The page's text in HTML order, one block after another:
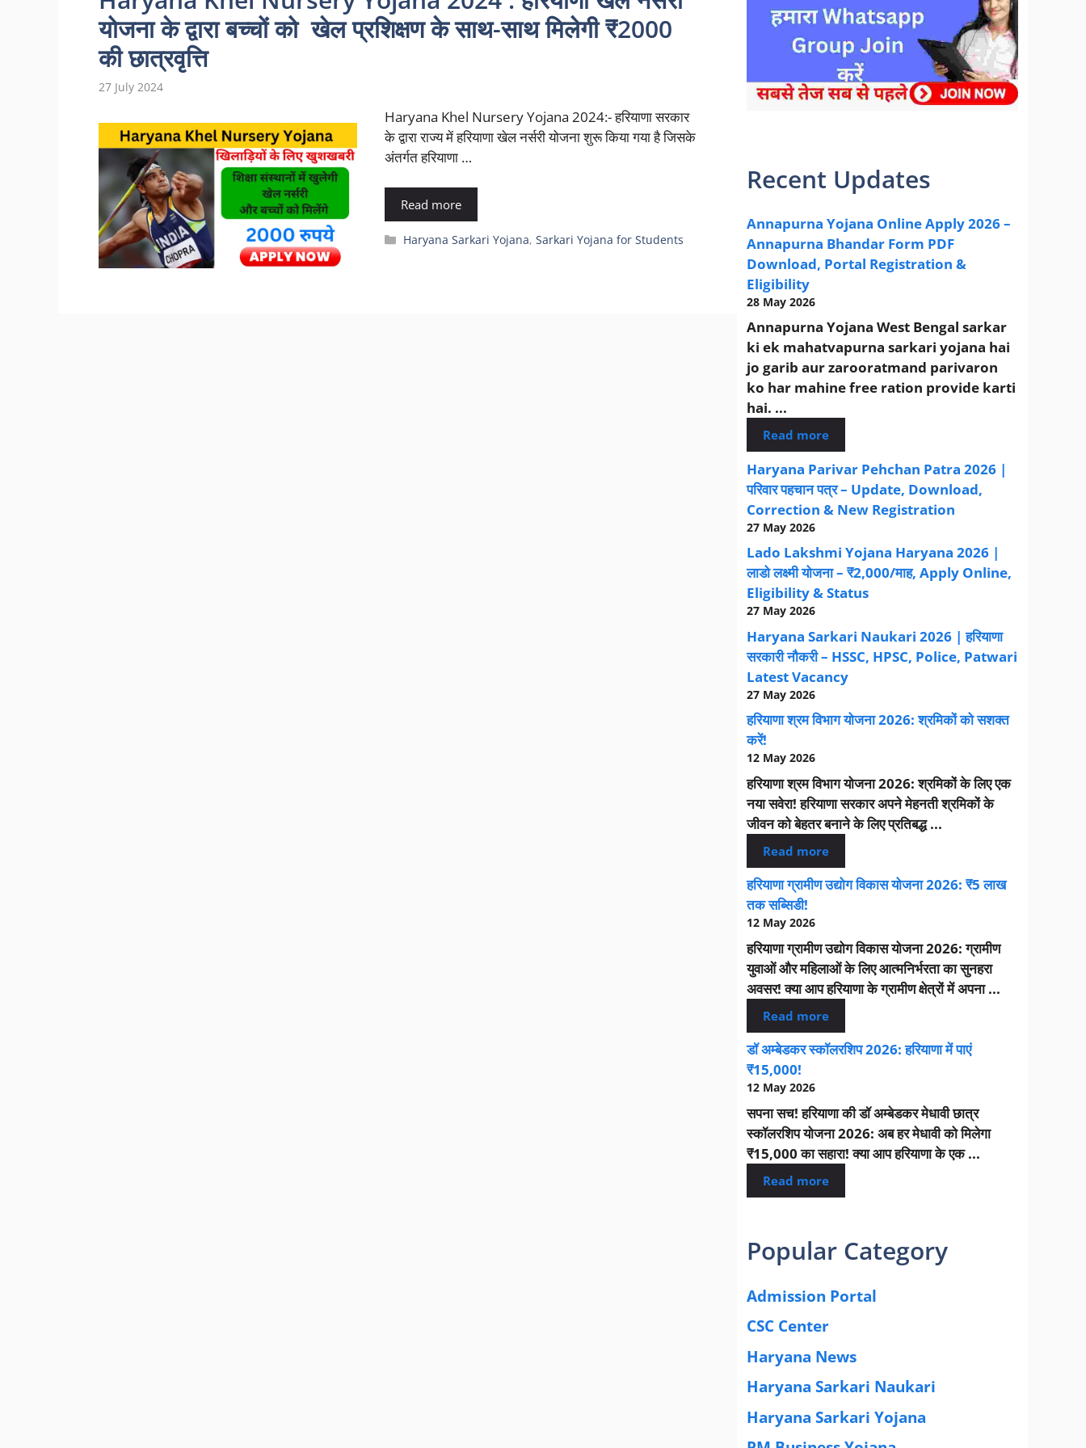
योजना के द्वारा बच्चों को खेल प्रशिक्षण के साथ-साथ मिलेगी ₹2000
की छात्रवृत्ति
27 July 2024
Haryana Khel Nursery Yojana 2024:- हरियाणा सरकार
के द्वारा राज्य में हरियाणा खेल नर्सरी योजना शुरू किया गया है जिसके
अंतर्गत हरियाणा …
Read more
Categories
Haryana Sarkari Yojana,Sarkari Yojana for Students
Recent Updates
Annapurna Yojana Online Apply 2026 –
Annapurna Bhandar Form PDF
Download, Portal Registration &
Eligibility
28 May 2026
Annapurna Yojana West Bengal sarkar
ki ek mahatvapurna sarkari yojana hai
jo garib aur zarooratmand parivaron
ko har mahine free ration provide karti
hai. ...
Read more
Haryana Parivar Pehchan Patra 2026 |
परिवार पहचान पत्र – Update, Download,
Correction & New Registration
27 May 2026
Lado Lakshmi Yojana Haryana 2026 |
लाडो लक्ष्मी योजना – ₹2,000/माह, Apply Online,
Eligibility & Status
27 May 2026
Haryana Sarkari Naukari 2026 | हरियाणा
सरकारी नौकरी – HSSC, HPSC, Police, Patwari
Latest Vacancy
27 May 2026
हरियाणा श्रम विभाग योजना 2026: श्रमिकों को सशक्त
करें!
12 May 2026
हरियाणा श्रम विभाग योजना 2026: श्रमिकों के लिए एक
नया सवेरा! हरियाणा सरकार अपने मेहनती श्रमिकों के
जीवन को बेहतर बनाने के लिए प्रतिबद्ध ...
Read more
हरियाणा ग्रामीण उद्योग विकास योजना 2026: ₹5 लाख
तक सब्सिडी!
12 May 2026
हरियाणा ग्रामीण उद्योग विकास योजना 2026: ग्रामीण
युवाओं और महिलाओं के लिए आत्मनिर्भरता का सुनहरा
अवसर! क्या आप हरियाणा के ग्रामीण क्षेत्रों में अपना ...
Read more
डॉ अम्बेडकर स्कॉलरशिप 2026: हरियाणा में पाएं
₹15,000!
12 May 2026
सपना सच! हरियाणा की डॉ अम्बेडकर मेधावी छात्र
स्कॉलरशिप योजना 2026: अब हर मेधावी को मिलेगा
₹15,000 का सहारा! क्या आप हरियाणा के एक ...
Read more
Popular Category
Admission Portal
CSC Center
Haryana News
Haryana Sarkari Naukari
Haryana Sarkari Yojana